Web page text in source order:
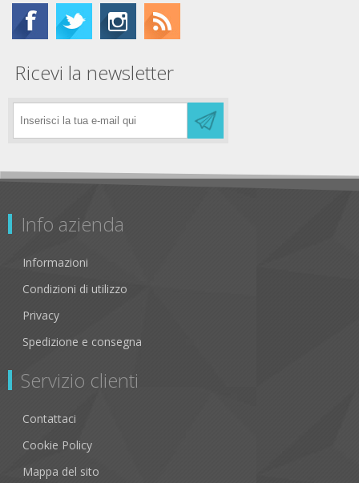
Ricevi la newsletter
Info azienda
Informazioni
Condizioni di utilizzo
Privacy
Spedizione e consegna
Servizio clienti
Contattaci
Cookie Policy
Mappa del sito